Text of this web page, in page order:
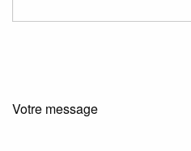
Votre message